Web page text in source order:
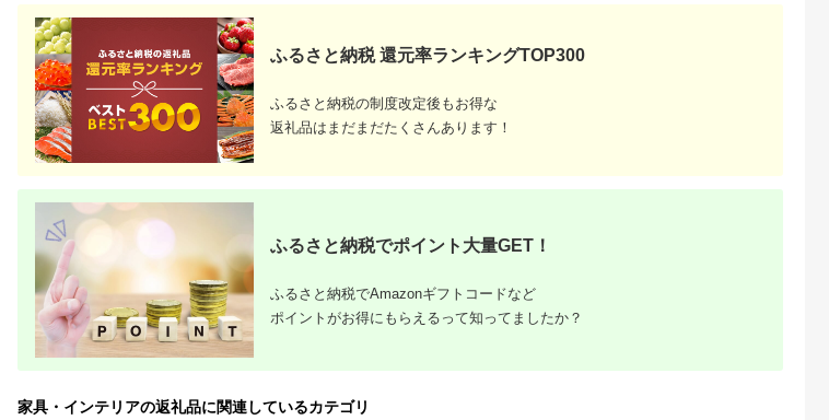
出典：ふるさとプレミ
アム
福岡県 糸島市
木製 ランプ シェード
CRACK 《糸島》
ダブルファニチャ
ー）】 [APE010]
5.0
寄付金額:46,000円
出典：ふるさとチョイ
ス
岐阜県 安八町
[№5331-0121]野球道
具収納ラック バット
5.0
寄付金額:48,000円
ス
ブリリアント傘立て
旭川家具 カンディハ
5.0 5.0
ふるさと納税 還元率ランキングTOP300
ふるさと納税の制度改定後もお得な
返礼品はまだまだたくさんあります！
ふるさと納税でポイント大量GET！
ふるさと納税でAmazonギフトコードなど
ポイントがお得にもらえるって知ってましたか？
家具・インテリアの返礼品に関連しているカテゴリ